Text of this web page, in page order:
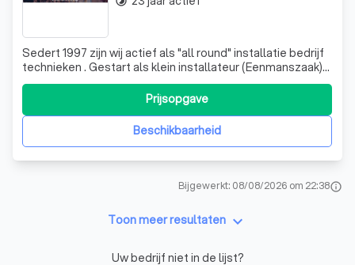
Sedert 1997 zijn wij actief als "all round" installatie bedrijf
technieken . Gestart als klein installateur (Eenmanszaak)
voor particuliere woningen zijn we vandaag gegroeid tot
een professioneel team (Vennootschap All Technics) dat
instaat voor het ontwerp en de uitvoering van elektriciteit ,
sanit
Beschikbaarheid
Prijsopgave
Bijgewerkt: 08/08/2026 om 22:38info
Toon meer resultaten keyboard_arrow_down
Uw bedrijf niet in de lijst?